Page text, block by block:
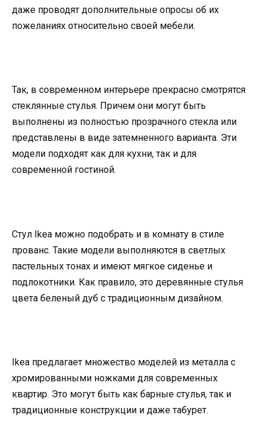
даже проводят дополнительные опросы об их
пожеланиях относительно своей мебели.
Так, в современном интерьере прекрасно смотрятся
стеклянные стулья. Причем они могут быть
выполнены из полностью прозрачного стекла или
представлены в виде затемненного варианта. Эти
модели подходят как для кухни, так и для
современной гостиной.
Стул Ikea можно подобрать и в комнату в стиле
прованс. Такие модели выполняются в светлых
пастельных тонах и имеют мягкое сиденье и
подлокотники. Как правило, это деревянные стулья
цвета беленый дуб с традиционным дизайном.
Ikea предлагает множество моделей из металла с
хромированными ножками для современных
квартир. Это могут быть как барные стулья, так и
традиционные конструкции и даже табурет.